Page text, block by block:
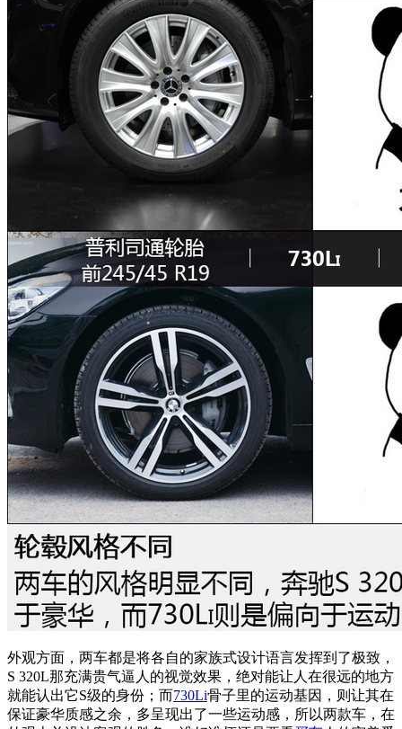
外观方面，两车都是将各自的家族式设计语言发挥到了极致，
S 320L那充满贵气逼人的视觉效果，绝对能让人在很远的地方
就能认出它S级的身份；而730Li骨子里的运动基因，则让其在
保证豪华质感之余，多呈现出了一些运动感，所以两款车，在